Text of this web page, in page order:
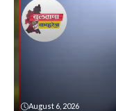
August 6, 2026